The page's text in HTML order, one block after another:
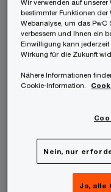
Leaseback-
zwar konkrete
ein Bedarf an mehr
Folgebewertung
Leaseback
Gewinn bzw.
zurückbehaltene
Wir verwenden auf
bestimmter Funktionen
Webanalyse, um das PwC
verbessern und Ihnen ein
Einwilligung kann jederzeit
Wirkung für die Zukunft
Nähere Informationen
Cookie-Information.
Nein, nur
Ja, alle